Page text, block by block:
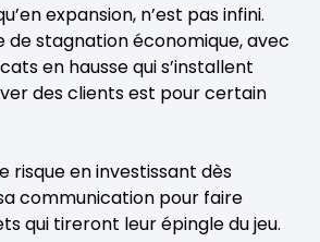
expansion, n’est pas infini.
de stagnation économique, avec
en hausse qui s’installent
des clients est pour certain
risque en investissant dès
communication pour faire
qui tireront leur épingle du jeu.